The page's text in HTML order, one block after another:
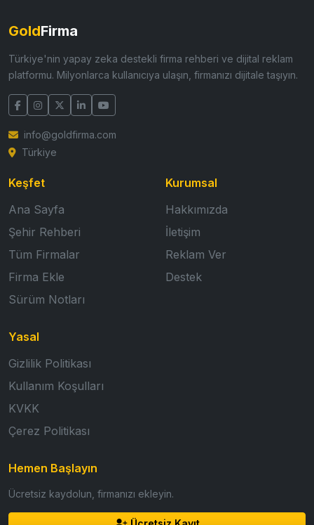
GoldFirma
Türkiye'nin yapay zeka destekli firma rehberi ve dijital reklam
platformu. Milyonlarca kullanıcıya ulaşın, firmanızı dijitale taşıyın.
info@goldfirma.com
Türkiye
Keşfet
Ana Sayfa
Şehir Rehberi
Tüm Firmalar
Firma Ekle
Sürüm Notları
Kurumsal
Hakkımızda
İletişim
Reklam Ver
Destek
Yasal
Gizlilik Politikası
Kullanım Koşulları
KVKK
Çerez Politikası
Hemen Başlayın
Ücretsiz kaydolun, firmanızı ekleyin.